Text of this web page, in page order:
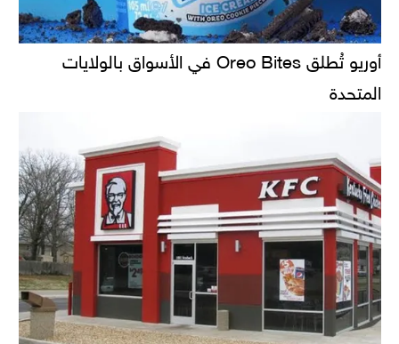
أوريو تُطلق Oreo Bites في الأسواق بالولايات
المتحدة